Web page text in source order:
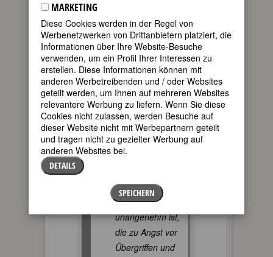
unangenehm
daran, dass wir
uns als Frauen*
nicht in die
Öffentlichkeit
begeben können,
ohne für unser
körperliches
„Frau*-Sein“
bewundert zu
Bewunderung, die
häufig
unangenehm ist,
die zu Angst vor
Übergriffen und
MARKETING
Diese Cookies werden in der Regel von
Werbenetzwerken von Drittanbietern platziert, die
Informationen über Ihre Website-Besuche
verwenden, um ein Profil Ihrer Interessen zu
erstellen. Diese Informationen können mit
anderen Werbetreibenden und / oder Websites
geteilt werden, um Ihnen auf mehreren Websites
relevantere Werbung zu liefern. Wenn Sie diese
Cookies nicht zulassen, werden Besuche auf
dieser Website nicht mit Werbepartnern geteilt
und tragen nicht zu gezielter Werbung auf
anderen Websites bei.
DETAILS
SPEICHERN